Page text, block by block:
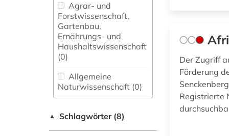
Agrar- und
Forstwissenschaft,
Gartenbau,
Ernährungs- und
Haushaltswissenschaft
(0)
Allgemeine
Naturwissenschaft (0)
fachübergreifende
▲ Schlagwörter (8)
Der Zugriff
Förderung
Registrierte